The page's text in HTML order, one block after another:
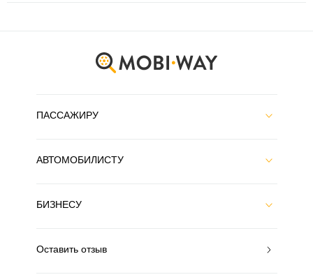
ПАССАЖИРУ
АВТОМОБИЛИСТУ
БИЗНЕСУ
Оставить отзыв